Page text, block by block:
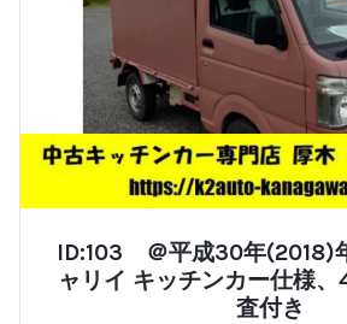
ID:103 ＠平成30年
ャリイ キッチンカー仕様
査付き